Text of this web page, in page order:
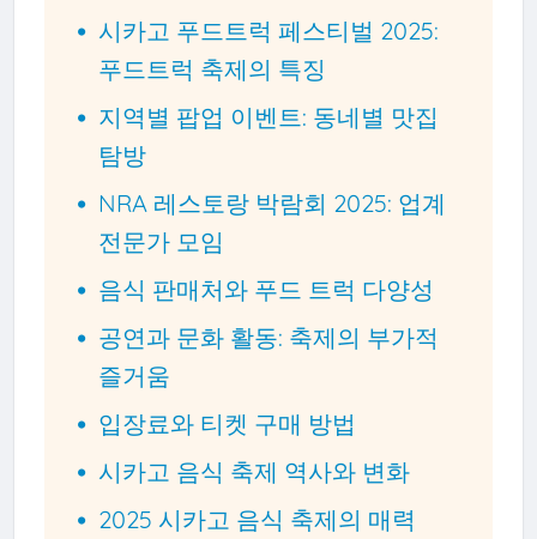
시카고 푸드트럭 페스티벌 2025:
푸드트럭 축제의 특징
지역별 팝업 이벤트: 동네별 맛집
탐방
NRA 레스토랑 박람회 2025: 업계
전문가 모임
음식 판매처와 푸드 트럭 다양성
공연과 문화 활동: 축제의 부가적
즐거움
입장료와 티켓 구매 방법
시카고 음식 축제 역사와 변화
2025 시카고 음식 축제의 매력